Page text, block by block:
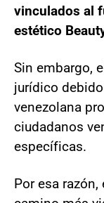
vinculados al
estético
Sin embargo,
jurídico
venezolana
ciudadanos
específicas.
Por esa